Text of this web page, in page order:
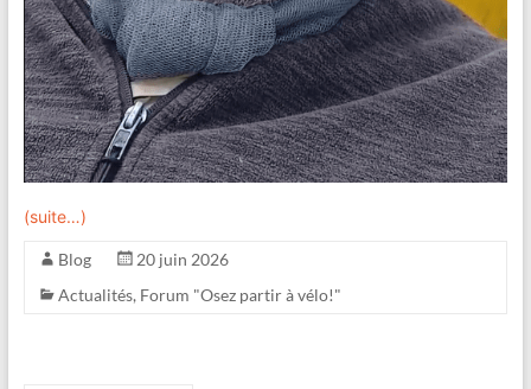
(suite…)
Blog
20 juin 2026
Actualités, Forum "Osez partir à vélo!"